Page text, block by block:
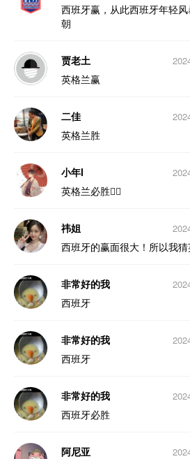
西班牙赢，从此西班牙年轻
朝
贾老土
英格兰赢
二佳
英格兰胜
小年l
英格兰必胜👌🏻
祎姐
西班牙的赢面很大！所以我猜
非常好的我
西班牙
非常好的我
西班牙
非常好的我
西班牙必胜
阿尼亚